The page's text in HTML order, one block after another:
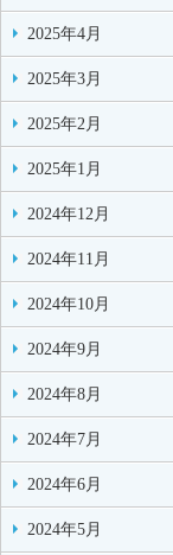
2025年4月
2025年3月
2025年2月
2025年1月
2024年12月
2024年11月
2024年10月
2024年9月
2024年8月
2024年7月
2024年6月
2024年5月